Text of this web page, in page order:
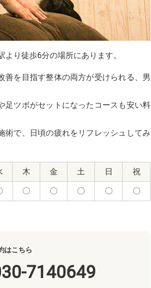
より徒歩6分の場所にあります。
善を目指す整体の両方が受けられる、男
足ツボがセットになったコースも安い料
術で、日頃の疲れをリフレッシュしてみ
木 金 土 日 祝
〇 〇 〇 〇 〇
はこちら
7140649